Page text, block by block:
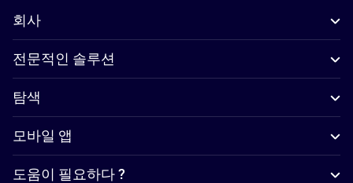
회사
전문적인 솔루션
탐색
모바일 앱
도움이 필요하다 ?